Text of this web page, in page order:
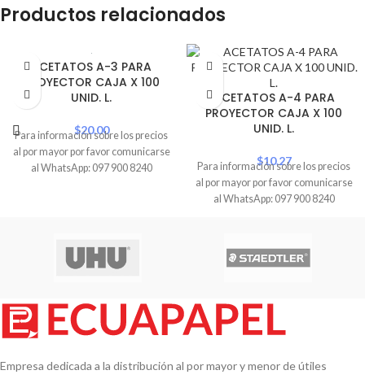
Productos relacionados
ACETATOS A-3 PARA
PROYECTOR CAJA X 100
UNID. L.
$20.00
Para información sobre los precios
al por mayor por favor comunicarse
al WhatsApp: 097 900 8240
ACETATOS A-4 PARA
PROYECTOR CAJA X 100
UNID. L.
$10.27
Para información sobre los precios
al por mayor por favor comunicarse
al WhatsApp: 097 900 8240
Empresa dedicada a la distribución al por mayor y menor de útiles